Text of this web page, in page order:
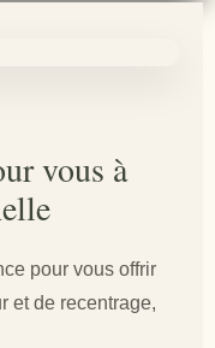
vous à
pour vous offrir
et de recentrage,